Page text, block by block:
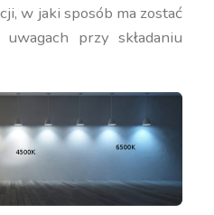
w jaki sposób ma zostać
przy składaniu